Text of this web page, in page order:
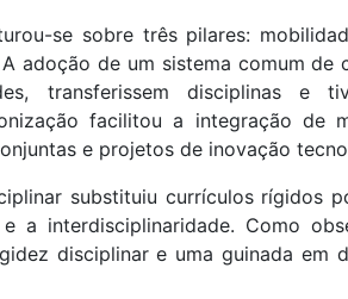
se sobre três pilares:
adoção de um sistema comum de
transferissem disciplinas e
facilitou a integração de
e projetos de inovação
substituiu currículos rígidos
a interdisciplinaridade. Como
disciplinar e uma guinada em